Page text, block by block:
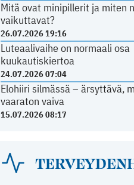
Mitä ovat minipillerit ja miten
vaikuttavat?
26.07.2026 19:16
Luteaalivaihe on normaali osa
kuukautiskiertoa
24.07.2026 07:04
Elohiiri silmässä – ärsyttävä,
vaaraton vaiva
15.07.2026 08:17